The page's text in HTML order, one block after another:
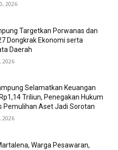
2026
Targetkan Porwanas dan
Dongkrak Ekonomi serta
Daerah
2026
Selamatkan Keuangan
Triliun, Penegakan Hukum
Pemulihan Aset Jadi Sorotan
2026
Warga Pesawaran,